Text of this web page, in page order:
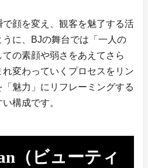
顔を変え、観客を魅了する活
に、BJの舞台では「一人の
の素顔や弱さをあえてさら
変わっていくプロセスをリン
魅力」にリフレーミングする
構成です。
（ビューティ